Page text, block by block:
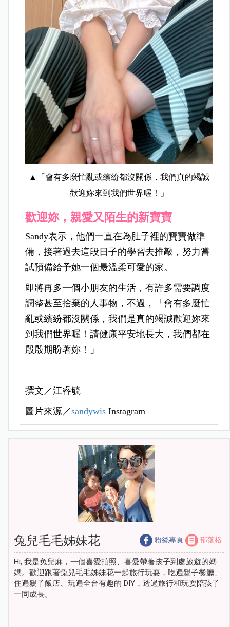
▲「會有多麼忙亂或繽紛都沒關係，我們真的竭誠
歡迎妳來到我們世界喔！」
歡迎妳，親愛又陌生的新寶寶
Sandy表示，他們一直在為肚子裡的寶寶做準
備，接著過去這段日子的學習去推敲，努力嘗
試預備給予她一個最溫柔可愛的家。
即將再多一個小朋友的生活，有許多需要調度
調整甚至捨棄的人事物，不過，「會有多麼忙
亂或繽紛都沒關係，我們是真的竭誠歡迎妳來
到我們世界喔！請健康平安地長大，我們都在
殷殷期盼著妳！」
撰文／江睿毓
圖片來源／sandywis Instagram
兔兒毛毛姊妹花 粉絲專頁 部落格
Hi, 我是兔兒麻，一個喜愛拍照、喜愛帶著孩子到處旅遊的媽
媽。歡迎跟著兔兒毛毛姊妹花一起旅行玩耍，吃遍親子餐廳、
住遍親子飯店、玩遍全台有趣的 DIY，透過旅行和玩耍陪孩子
一同成長。